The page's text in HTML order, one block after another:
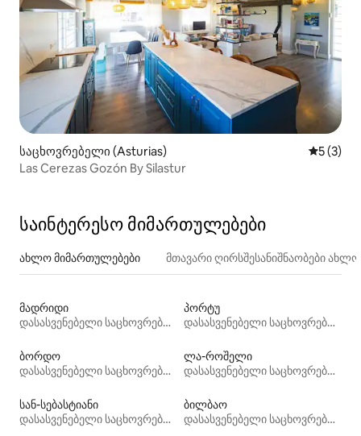
საცხოვრებელი (Asturias)
5 (3)
Las Cerezas Gozón By Silastur
საინტერესო მიმართულებები
ახლო მიმართულებები მთავარი ღირსშესანიშნაობები
მადრიდი
დასასვენებელი საცხოვრებლები
პორტუ
დასასვენებელი საცხოვრებლები
ბორდო
დასასვენებელი საცხოვრებლები
ლა-როშელი
დასასვენებელი საცხოვრებლები
სან-სებასტიანი
დასასვენებელი საცხოვრებლები
ბილბაო
დასასვენებელი საცხოვრებლები